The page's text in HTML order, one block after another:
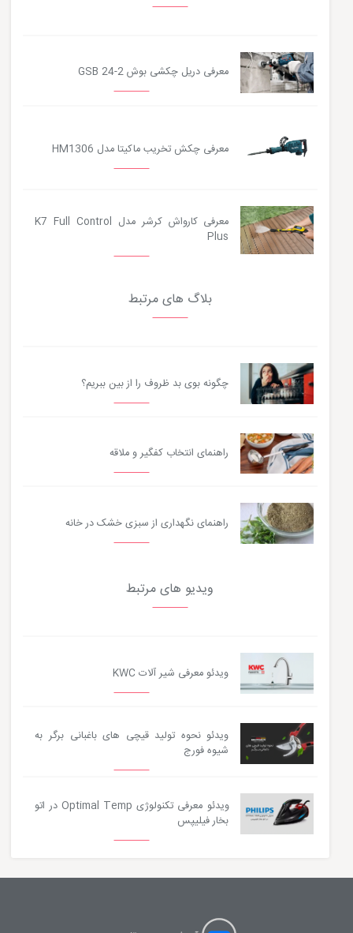
معرفی دریل چکشی بوش GSB 24-2
معرفی چکش تخریب ماکیتا مدل HM1306
معرفی کارواش کرشر مدل K7 Full Control
Plus
بلاگ های مرتبط
چگونه بوی بد ظروف را از بین ببریم؟
راهنمای انتخاب کفگیر و ملاقه
راهنمای نگهداری از سبزی خشک در خانه
ویدیو های مرتبط
ویدئو معرفی شیر آلات KWC
ویدئو نحوه تولید قیچی های باغبانی برگر به
شیوه فورج
ویدئو معرفی تکنولوژی Optimal Temp در اتو
بخار فیلیپس